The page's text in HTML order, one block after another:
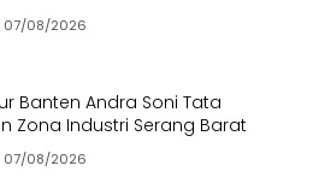
07/08/2026
Banten Andra Soni Tata
Zona Industri Serang Barat
07/08/2026